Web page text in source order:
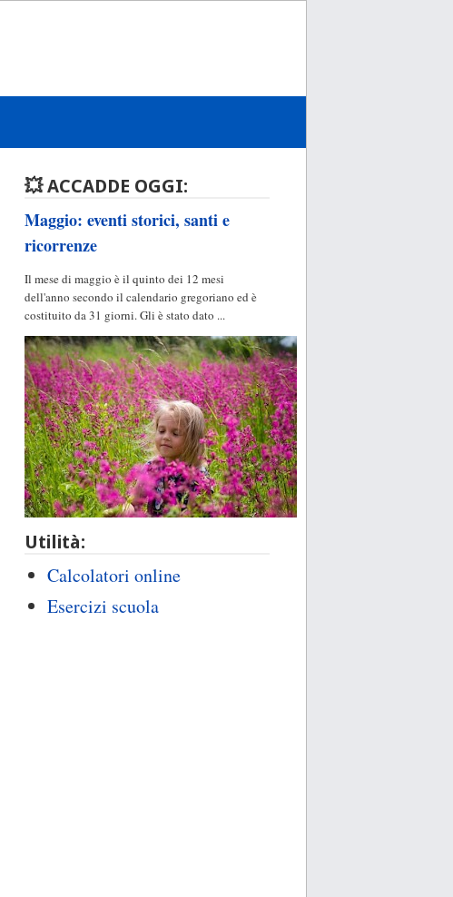
💥 ACCADDE OGGI:
Maggio: eventi storici, santi e
ricorrenze
Il mese di maggio è il quinto dei 12 mesi
dell'anno secondo il calendario gregoriano ed è
costituito da 31 giorni. Gli è stato dato ...
Utilità:
Calcolatori online
Esercizi scuola